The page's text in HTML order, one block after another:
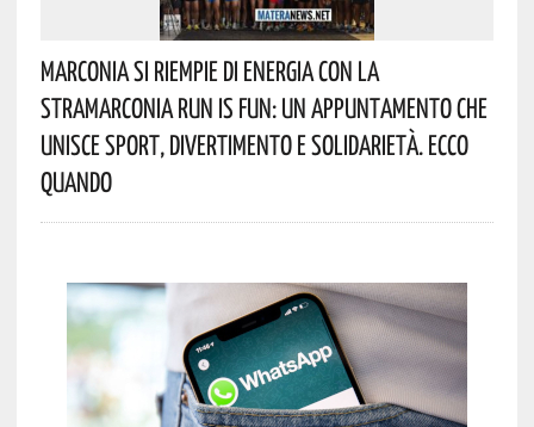
Marconia Si Riempie Di Energia Con La
StraMarconia Run Is Fun: Un Appuntamento Che
Unisce Sport, Divertimento E Solidarietà. Ecco
Quando